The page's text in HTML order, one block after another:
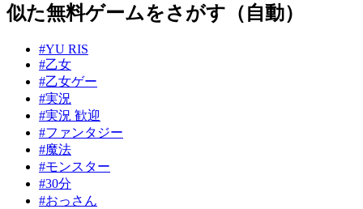
似た無料ゲームをさがす（自動）
#YU RIS
#乙女
#乙女ゲー
#実況
#実況 歓迎
#ファンタジー
#魔法
#モンスター
#30分
#おっさん